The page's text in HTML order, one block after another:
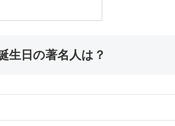
生日の著名人は？